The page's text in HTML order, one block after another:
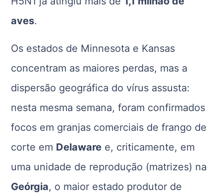
aves.
Os estados de Minnesota e Kansas
concentram as maiores perdas, mas a
dispersão geográfica do vírus assusta:
nesta mesma semana, foram confirmados
focos em granjas comerciais de frango de
corte em Delaware e, criticamente, em
uma unidade de reprodução (matrizes) na
Geórgia, o maior estado produtor de